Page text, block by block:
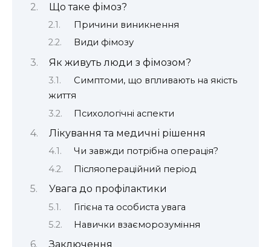
Що таке фімоз?
Причини виникнення
Види фімозу
Як живуть люди з фімозом?
Симптоми, що впливають на якість
життя
Психологічні аспекти
Лікування та медичні рішення
Чи завжди потрібна операція?
Післяопераційний період
Увага до профілактики
Гігієна та особиста увага
Навички взаєморозуміння
Заключення